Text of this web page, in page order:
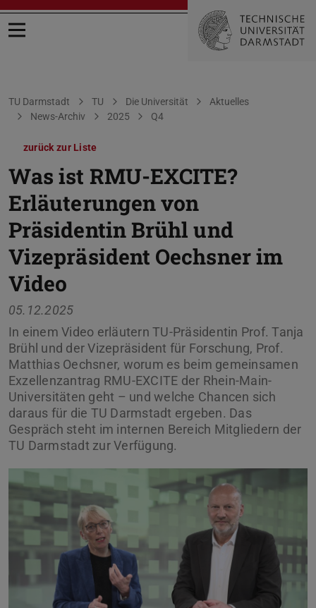
Menü öffnen
Sie befinden sich hier:
TU Darmstadt TU Die Universität
Aktuelles
News-Archiv
2025 Q4
zurück zur Liste
Was ist RMU-EXCITE?
Erläuterungen von
Präsidentin Brühl und
Vizepräsident Oechsner im
Video
05.12.2025
In einem Video erläutern TU-Präsidentin Prof. Tanja
Brühl und der Vizepräsident für Forschung, Prof.
Matthias Oechsner, worum es beim gemeinsamen
Exzellenzantrag RMU-EXCITE der Rhein-Main-
Universitäten geht – und welche Chancen sich
daraus für die TU Darmstadt ergeben. Das
Gespräch steht im internen Bereich Mitgliedern der
TU Darmstadt zur Verfügung.